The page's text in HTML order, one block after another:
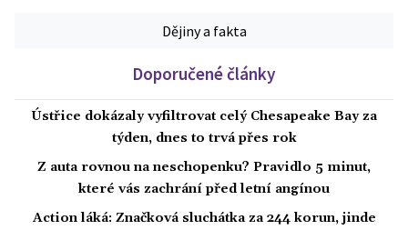
Dějiny a fakta
Doporučené články
Ústřice dokázaly vyfiltrovat celý Chesapeake Bay za
týden, dnes to trvá přes rok
Z auta rovnou na neschopenku? Pravidlo 5 minut,
které vás zachrání před letní angínou
Action láká: Značková sluchátka za 244 korun, jinde